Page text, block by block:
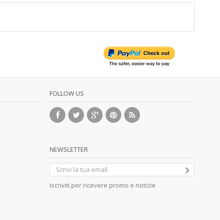
FOLLOW US
NEWSLETTER
Iscriviti per ricevere promo e notizie